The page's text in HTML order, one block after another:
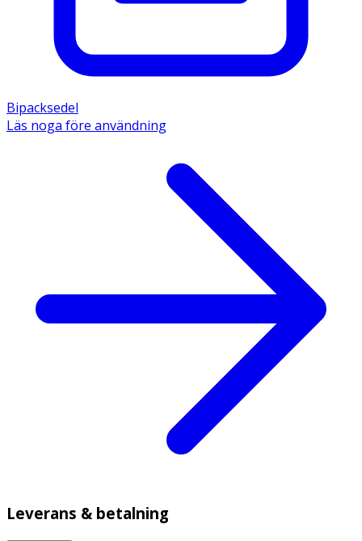
Bipacksedel
Läs noga före användning
Leverans & betalning